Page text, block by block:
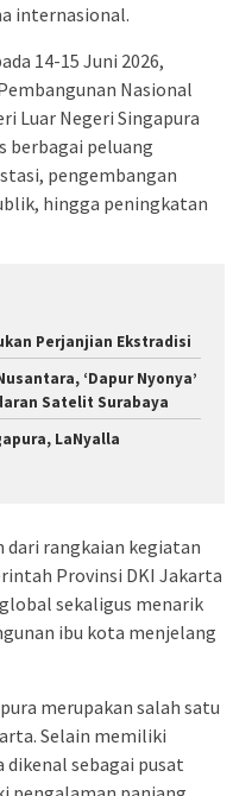
internasional.
14-15 Juni 2026,
Nasional
Luar Negeri Singapura
berbagai peluang
pengembangan
hingga peningkatan
Perjanjian Ekstradisi
‘Dapur Nyonya’
Satelit Surabaya
LaNyalla
rangkaian kegiatan
Provinsi DKI Jakarta
sekaligus menarik
ibu kota menjelang
merupakan salah satu
Selain memiliki
dikenal sebagai pusat